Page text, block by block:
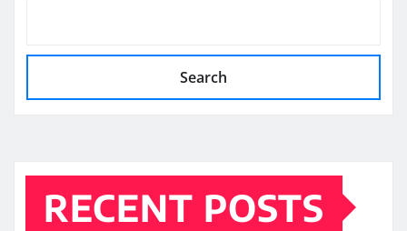
Search
RECENT POSTS